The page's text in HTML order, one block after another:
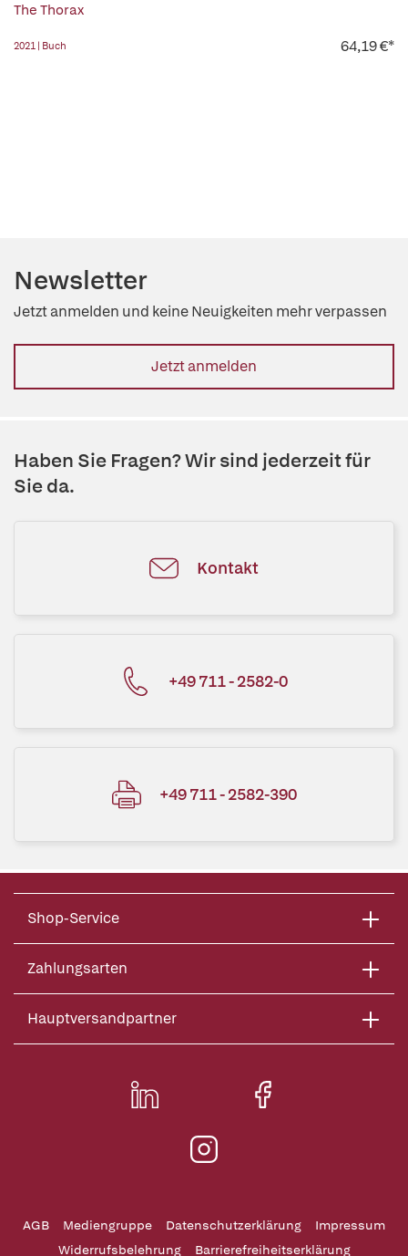
The Thorax
2021 | Buch 64,19 €*
Newsletter
Jetzt anmelden und keine Neuigkeiten mehr verpassen
Jetzt anmelden
Haben Sie Fragen? Wir sind jederzeit für
Sie da.
Kontakt
+49 711 - 2582-0
+49 711 - 2582-390
Shop-Service
Zahlungsarten
Hauptversandpartner
AGB Mediengruppe Datenschutzerklärung
Impressum
Widerrufsbelehrung
Barrierefreiheitserklärung